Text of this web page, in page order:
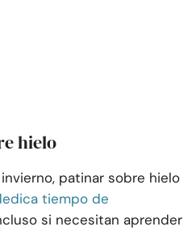
hielo
patinar sobre hielo
tiempo de
si necesitan aprender